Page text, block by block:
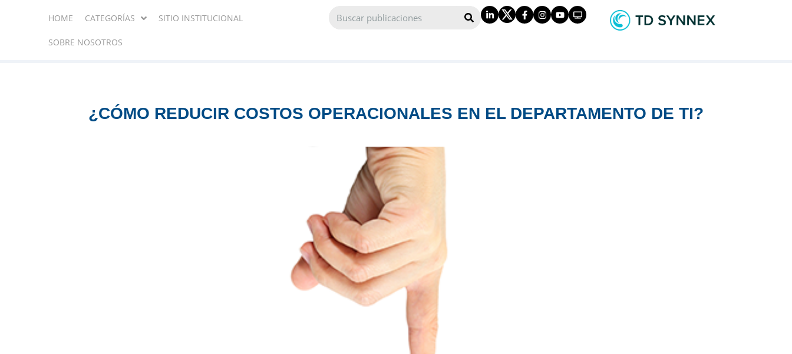
HOME CATEGORÍAS SITIO INSTITUCIONAL
SOBRE NOSOTROS
¿CÓMO REDUCIR COSTOS OPERACIONALES EN EL DEPARTAMENTO DE TI?